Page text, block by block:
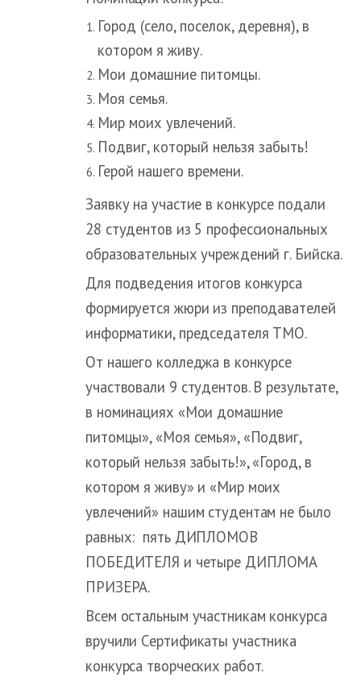
Город (село, поселок, деревня), в
котором я живу.
Мои домашние питомцы.
Моя семья.
Мир моих увлечений.
Подвиг, который нельзя забыть!
Герой нашего времени.
Заявку на участие в конкурсе подали
28 студентов из 5 профессиональных
образовательных учреждений г. Бийска.
Для подведения итогов конкурса
формируется жюри из преподавателей
информатики, председателя ТМО.
От нашего колледжа в конкурсе
участвовали 9 студентов. В результате,
в номинациях «Мои домашние
питомцы», «Моя семья», «Подвиг,
который нельзя забыть!», «Город, в
котором я живу» и «Мир моих
увлечений» нашим студентам не было
равных: пять ДИПЛОМОВ
ПОБЕДИТЕЛЯ и четыре ДИПЛОМА
ПРИЗЕРА.
Всем остальным участникам конкурса
вручили Сертификаты участника
конкурса творческих работ.